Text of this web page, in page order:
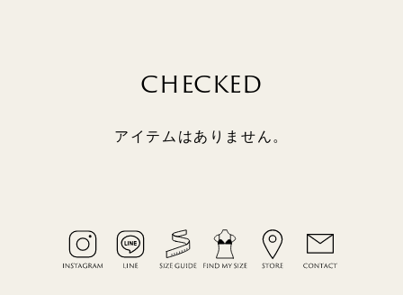
CHECKED
アイテムはありません。